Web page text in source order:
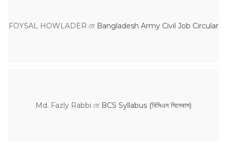
FOYSAL HOWLADER তে Bangladesh Army Civil Job Circular
Md. Fazly Rabbi তে BCS Syllabus (বিসিএস সিলেবাস)